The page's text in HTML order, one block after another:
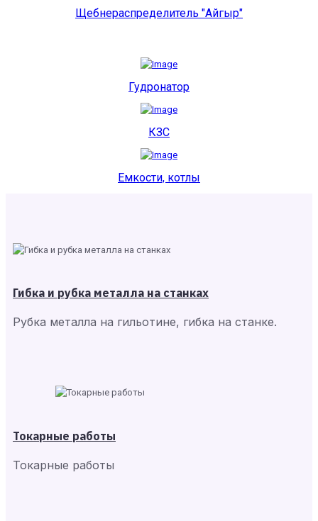
Щебнераспределитель "Айгыр"
Гудронатор
КЗС
Емкости, котлы
Гибка и рубка металла на станках
Рубка металла на гильотине, гибка на станке.
Токарные работы
Токарные работы